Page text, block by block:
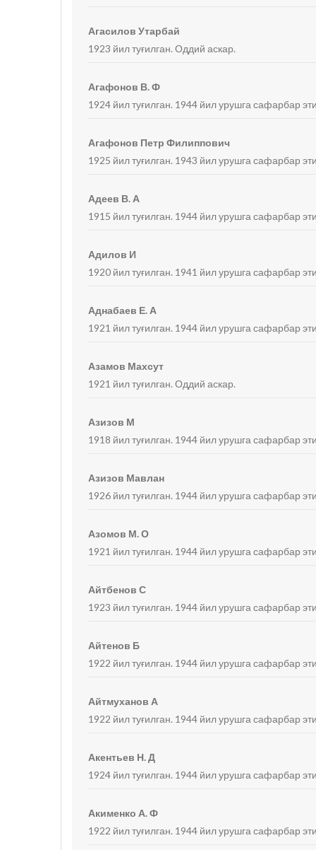
Агасилов Утарбай
1923 йил туғилган. Оддий аскар.
Агафонов В. Ф
1924 йил туғилган. 1944 йил урушга сафарбар
Агафонов Петр Филиппович
1925 йил туғилган. 1943 йил урушга сафарбар
Адеев В. А
1915 йил туғилган. 1944 йил урушга сафарбар
Адилов И
1920 йил туғилган. 1941 йил урушга сафарбар
Аднабаев Е. А
1921 йил туғилган. 1944 йил урушга сафарбар
Азамов Махсут
1921 йил туғилган. Оддий аскар.
Азизов М
1918 йил туғилган. 1944 йил урушга сафарбар
Азизов Мавлан
1926 йил туғилган. 1944 йил урушга сафарбар
Азомов М. О
1921 йил туғилган. 1944 йил урушга сафарбар
Айтбенов С
1923 йил туғилган. 1944 йил урушга сафарбар
Айтенов Б
1922 йил туғилган. 1944 йил урушга сафарбар
Айтмуханов А
1922 йил туғилган. 1944 йил урушга сафарбар
Акентьев Н. Д
1924 йил туғилган. 1944 йил урушга сафарбар
Акименко А. Ф
1922 йил туғилган. 1944 йил урушга сафарбар